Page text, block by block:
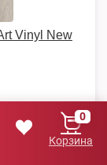
Vinyl New
0
Корзина